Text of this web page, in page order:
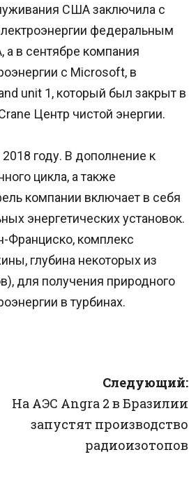
США заключила с
федеральным
в сентябре компания
с Microsoft, в
unit 1, который был закрыт в
Центр чистой энергии.
году. В дополнение к
цикла, а также
компании включает в себя
энергетических установок.
Франциско, комплекс
глубина некоторых из
для получения природного
в турбинах.
Следующий:
На АЭС Angra 2 в Бразилии
запустят производство
радиоизотопов